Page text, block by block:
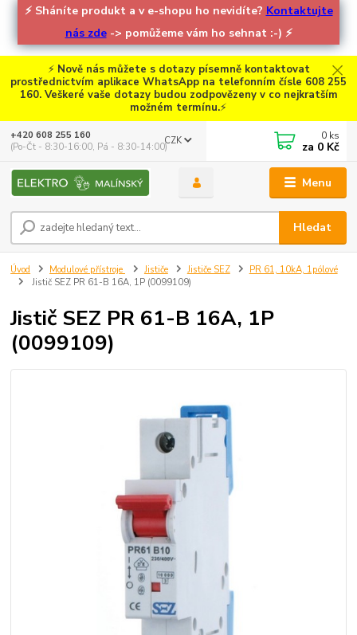
⚡ Sháníte produkt a v e-shopu ho nevidíte? Kontaktujte
nás zde-> pomůžeme vám ho sehnat :-) ⚡
⚡ Nově nás můžete s dotazy písemně kontaktovat
prostřednictvím aplikace WhatsApp na telefonním čísle 608 255
160. Veškeré vaše dotazy budou zodpovězeny v co nejkratším
možném termínu.⚡
Menu
CZK
Hledat
+420 608 255 160
(Po-Čt - 8:30-16:00, Pá - 8:30-14:00)
0 ks
za 0 Kč
Úvod Modulové přístroje Jističe Jističe SEZ
PR 61, 10kA, 1pólové
Jistič SEZ PR 61-B 16A, 1P (0099109)
Jistič SEZ PR 61-B 16A, 1P
(0099109)